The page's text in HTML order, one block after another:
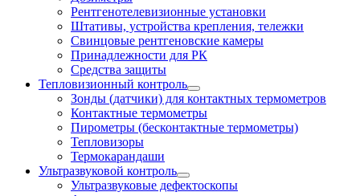
Рентгенотелевизионные установки
Штативы, устройства крепления, тележки
Свинцовые рентгеновские камеры
Принадлежности для РК
Средства защиты
Тепловизионный контроль
Зонды (датчики) для контактных термометров
Контактные термометры
Пирометры (бесконтактные термометры)
Тепловизоры
Термокарандаши
Ультразвуковой контроль
Ультразвуковые дефектоскопы